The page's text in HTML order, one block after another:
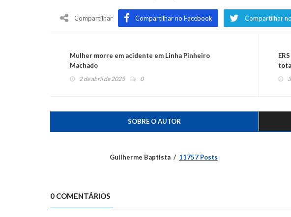
Compartilhar Compartilhar no Facebook Compartilhar
Mulher morre em acidente em Linha Pinheiro
Machado
2 de abril de 2025 0
SOBRE O AUTOR
Guilherme Baptista 11757 Posts
0 COMENTÁRIOS